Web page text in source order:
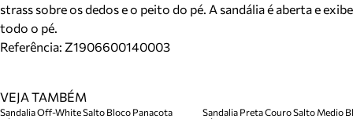
strass sobre os dedos e o peito do pé. A sandália é aberta e exibe
todo o pé.
Referência: Z1906600140003
VEJA TAMBÉM
Sandalia Off-White Salto Bloco Panacota
Sandalia Preta Couro Salto Medio